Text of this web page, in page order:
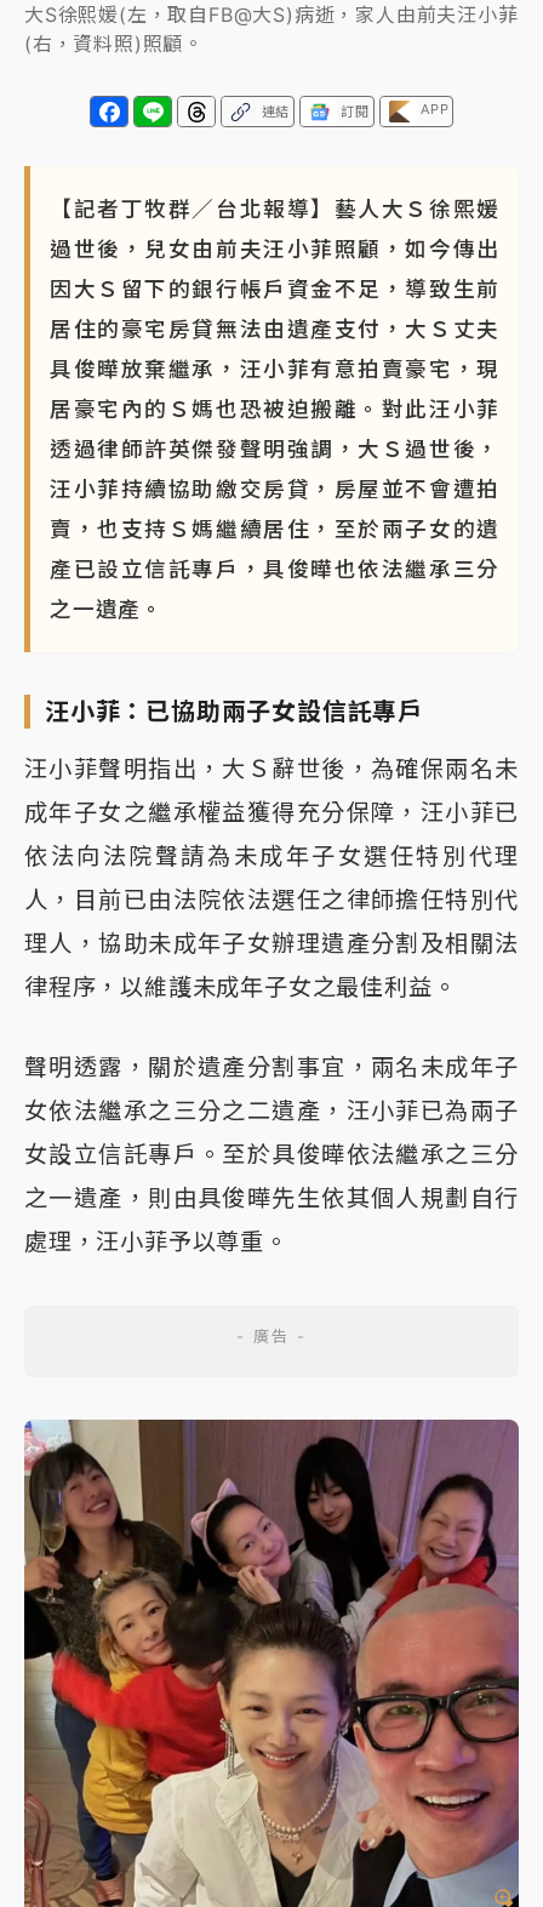
雨熱區曝
大S徐熙媛(左，取自FB@大S)病逝，家人由前夫汪小菲
(右，資料照)照顧。
連結 訂閱 APP
【記者丁牧群／台北報導】藝人大Ｓ徐熙媛
過世後，兒女由前夫汪小菲照顧，如今傳出
因大Ｓ留下的銀行帳戶資金不足，導致生前
居住的豪宅房貸無法由遺產支付，大Ｓ丈夫
具俊曄放棄繼承，汪小菲有意拍賣豪宅，現
居豪宅內的Ｓ媽也恐被迫搬離。對此汪小菲
透過律師許英傑發聲明強調，大Ｓ過世後，
汪小菲持續協助繳交房貸，房屋並不會遭拍
賣，也支持Ｓ媽繼續居住，至於兩子女的遺
產已設立信託專戶，具俊曄也依法繼承三分
之一遺產。
汪小菲：已協助兩子女設信託專戶
汪小菲聲明指出，大Ｓ辭世後，為確保兩名未
成年子女之繼承權益獲得充分保障，汪小菲已
依法向法院聲請為未成年子女選任特別代理
人，目前已由法院依法選任之律師擔任特別代
理人，協助未成年子女辦理遺產分割及相關法
律程序，以維護未成年子女之最佳利益。
聲明透露，關於遺產分割事宜，兩名未成年子
女依法繼承之三分之二遺產，汪小菲已為兩子
女設立信託專戶。至於具俊曄依法繼承之三分
之一遺產，則由具俊曄先生依其個人規劃自行
處理，汪小菲予以尊重。